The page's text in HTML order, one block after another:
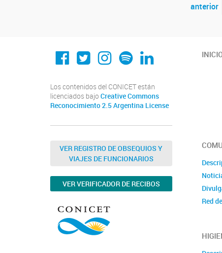
Navegador de artículos
anterior
Conicet Cordoba
@conicetcordoba
@conicetcordoba
SpotifyLinkedin
Los contenidos del CONICET están
licenciados bajo Creative Commons
Reconocimiento 2.5 Argentina License
VER REGISTRO DE OBSEQUIOS Y
VIAJES DE FUNCIONARIOS
VER VERIFICADOR DE RECIBOS
Red